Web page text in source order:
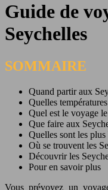
Guide de
Seychelles
SOMMAIRE
Quand partir aux
Quelles
Quel est le voyage
Que faire aux
Quelles sont les
Où se trouvent les
Découvrir les
Pour en savoir plus
Vous prévoyez un